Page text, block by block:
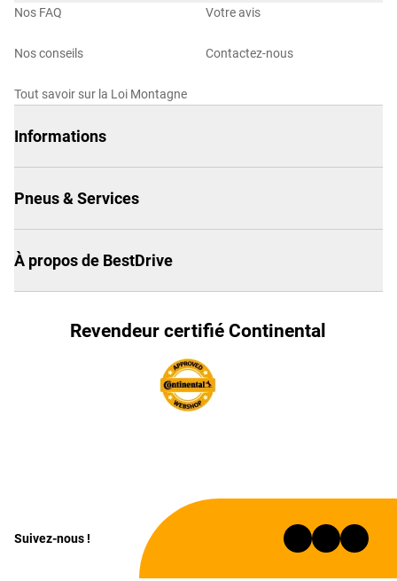
Nos FAQ
Nos conseils
Tout savoir sur la Loi Montagne
Votre avis
Contactez-nous
Informations
Pneus & Services
À propos de BestDrive
Revendeur certifié Continental
Suivez-nous !